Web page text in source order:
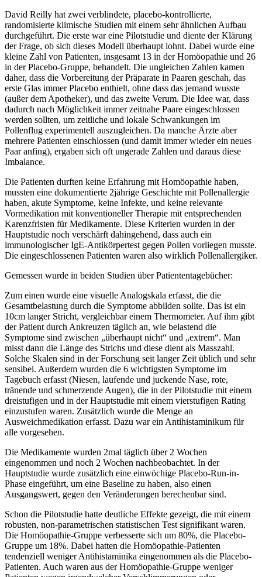
David Reilly hat zwei verblindete, placebo-kontrollierte,
randomisierte klimische Studien mit einem sehr ähnlichen Aufbau
durchgeführt. Die erste war eine Pilotstudie und diente der Klärung
der Frage, ob sich dieses Modell überhaupt lohnt. Dabei wurde eine
kleine Zahl von Patienten, insgesamt 13 in der Homöopathie und 26
in der Placebo-Gruppe, behandelt. Die ungleichen Zahlen kamen
daher, dass die Vorbereitung der Präparate in Paaren geschah, das
erste Glas immer Placebo enthielt, ohne dass das jemand wusste
(außer dem Apotheker), und das zweite Verum. Die Idee war, dass
dadurch nach Möglichkeit immer zeitnahe Paare eingeschlossen
werden sollten, um zeitliche und lokale Schwankungen im
Pollenflug experimentell auszugleichen. Da manche Ärzte aber
mehrere Patienten einschlossen (und damit immer wieder ein neues
Paar anfing), ergaben sich oft ungerade Zahlen und daraus diese
Imbalance.
Die Patienten durften keine Erfahrung mit Homöopathie haben,
mussten eine dokumentierte 2jährige Geschichte mit Pollenallergie
haben, akute Symptome, keine Infekte, und keine relevante
Vormedikation mit konventioneller Therapie mit entsprechenden
Karenzfristen für Medikamente. Diese Kriterien wurden in der
Hauptstudie noch verschärft dahingehend, dass auch ein
immunologischer IgE-Antikörpertest gegen Pollen vorliegen musste.
Die eingeschlossenen Patienten waren also wirklich Pollenallergiker.
Gemessen wurde in beiden Studien über Patiententagebücher:
Zum einen wurde eine visuelle Analogskala erfasst, die die
Gesamtbelastung durch die Symptome abbilden sollte. Das ist ein
10cm langer Stricht, vergleichbar einem Thermometer. Auf ihm gibt
der Patient durch Ankreuzen täglich an, wie belastend die
Symptome sind zwischen „überhaupt nicht“ und „extrem“. Man
misst dann die Länge des Strichs und diese dient als Masszahl.
Solche Skalen sind in der Forschung seit langer Zeit üblich und sehr
sensibel. Außerdem wurden die 6 wichtigsten Symptome im
Tagebuch erfasst (Niesen, laufende und juckende Nase, rote,
tränende und schmerzende Augen), die in der Pilotstudie mit einem
dreistufigen und in der Hauptstudie mit einem vierstufigen Rating
einzustufen waren. Zusätzlich wurde die Menge an
Ausweichmedikation erfasst. Dazu war ein Antihistaminikum für
alle vorgesehen.
Die Medikamente wurden 2mal täglich über 2 Wochen
eingenommen und noch 2 Wochen nachbeobachtet. In der
Hauptstudie wurde zusätzlich eine einwöchige Placebo-Run-in-
Phase eingeführt, um eine Baseline zu haben, also einen
Ausgangswert, gegen den Veränderungen berechenbar sind.
Schon die Pilotstudie hatte deutliche Effekte gezeigt, die mit einem
robusten, non-parametrischen statistischen Test signifikant waren.
Die Homöopathie-Gruppe verbesserte sich um 80%, die Placebo-
Gruppe um 18%. Dabei hatten die Homöopathie-Patienten
tendenziell weniger Antihistaminika eingenommen als die Placebo-
Patienten. Auch waren aus der Homöopathie-Gruppe weniger